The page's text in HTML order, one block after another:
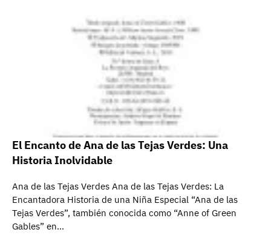
El Encanto de Ana de las Tejas Verdes: Una
Historia Inolvidable
Ana de las Tejas Verdes Ana de las Tejas Verdes: La
Encantadora Historia de una Niña Especial “Ana de las
Tejas Verdes”, también conocida como “Anne of Green
Gables” en…